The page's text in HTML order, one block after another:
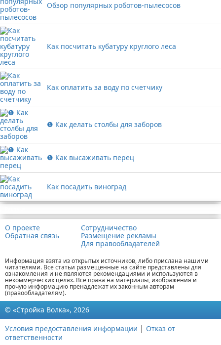
Обзор популярных роботов-пылесосов
Как посчитать кубатуру круглого леса
Как оплатить за воду по счетчику
❶ Как делать столбы для заборов
❶ Как высаживать перец
Как посадить виноград
О проекте
Обратная связь
Сотрудничество
Размещение рекламы
Для правообладателей
Информация взята из открытых источников, либо прислана нашими
читателями. Все статьи размещенные на сайте представлены для
ознакомления и не являются рекомендациями и используются в
некоммерческих целях. Все права на материалы, изображения и
прочую информацию пренадлежат их законным авторам
(правообладателям).
© «Стройка Волка», 2026
Условия предоставления информации | Отказ от
ответственности